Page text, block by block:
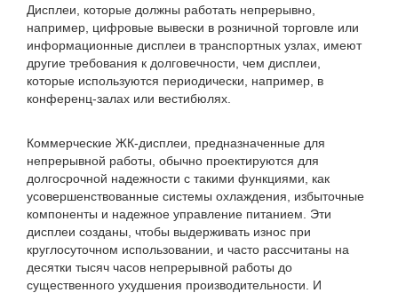
Дисплеи, которые должны работать непрерывно,
например, цифровые вывески в розничной торговле или
информационные дисплеи в транспортных узлах, имеют
другие требования к долговечности, чем дисплеи,
которые используются периодически, например, в
конференц-залах или вестибюлях.
Коммерческие ЖК-дисплеи, предназначенные для
непрерывной работы, обычно проектируются для
долгосрочной надежности с такими функциями, как
усовершенствованные системы охлаждения, избыточные
компоненты и надежное управление питанием. Эти
дисплеи созданы, чтобы выдерживать износ при
круглосуточном использовании, и часто рассчитаны на
десятки тысяч часов непрерывной работы до
существенного ухудшения производительности. И